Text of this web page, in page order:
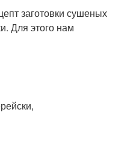
заготовки сушеных
Для этого нам